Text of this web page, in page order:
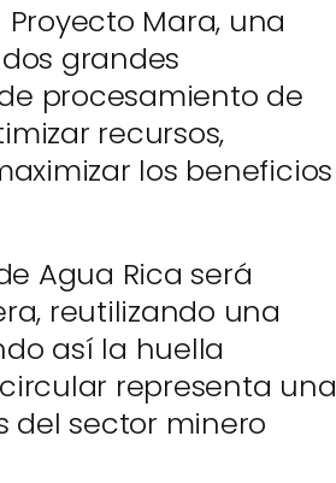
Mara, una
grandes
procesamiento de
recursos,
los beneficios
Agua Rica será
reutilizando una
así la huella
representa una
del sector minero